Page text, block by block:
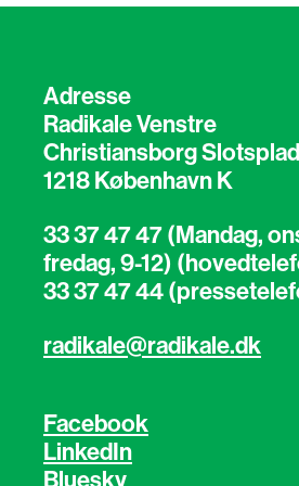
Adresse
Radikale Venstre
Christiansborg
1218 København K
33 37 47 47 (Mandag,
fredag, 9-12)
33 37 47 44
radikale@radikale.dk
Facebook
LinkedIn